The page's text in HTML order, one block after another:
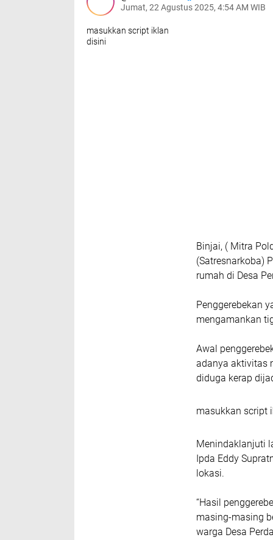
Jumat, 22 Agustus 2025, 4:54 AM WIB
masukkan script iklan
disini
Binjai, ( Mitra
(Satresnarkoba)
rumah di Desa
Penggerebekan
mengamankan
Awal
adanya aktivitas
diduga kerap
masukkan script
Menindaklanjuti
Ipda Eddy
lokasi.
“Hasil
masing-masing
warga Desa